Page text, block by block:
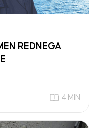
REDNEGA
4 MIN